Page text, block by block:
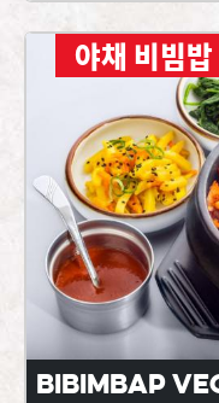
야채 비빔밥
Bibimbap